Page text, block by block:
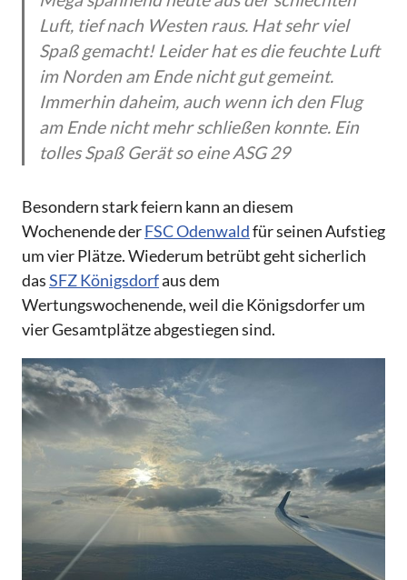
Luft, tief nach Westen raus. Hat sehr viel
Spaß gemacht! Leider hat es die feuchte Luft
im Norden am Ende nicht gut gemeint.
Immerhin daheim, auch wenn ich den Flug
am Ende nicht mehr schließen konnte. Ein
tolles Spaß Gerät so eine ASG 29
Besondern stark feiern kann an diesem
Wochenende derFSC Odenwaldfür seinen Aufstieg
um vier Plätze. Wiederum betrübt geht sicherlich
dasSFZ Königsdorfaus dem
Wertungswochenende, weil die Königsdorfer um
vier Gesamtplätze abgestiegen sind.